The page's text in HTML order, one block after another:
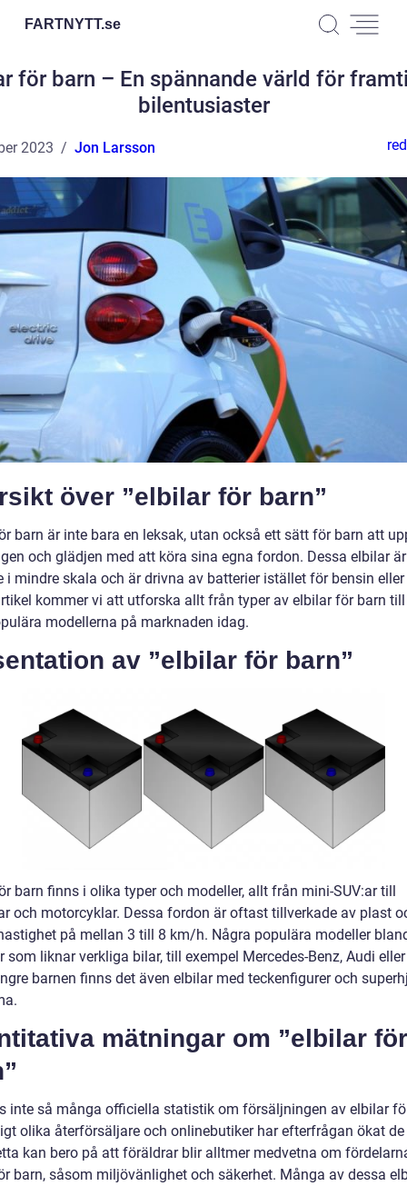
FARTNYTT.se
för barn – En spännande värld för
bilentusiaster
2023 Jon Larsson
över ”elbilar för barn”
barn är inte bara en leksak, utan också ett sätt för barn att
och glädjen med att köra sina egna fordon. Dessa elbilar är
i mindre skala och är drivna av batterier istället för bensin eller
kommer vi att utforska allt från typer av elbilar för barn till
modellerna på marknaden idag.
av ”elbilar för barn”
barn finns i olika typer och modeller, allt från mini-SUV:ar till
och motorcyklar. Dessa fordon är oftast tillverkade av plast
på mellan 3 till 8 km/h. Några populära modeller
som liknar verkliga bilar, till exempel Mercedes-Benz, Audi
barnen finns det även elbilar med teckenfigurer och
mätningar om ”elbilar för
inte så många officiella statistik om försäljningen av elbilar
olika återförsäljare och onlinebutiker har efterfrågan ökat de
kan bero på att föräldrar blir alltmer medvetna om
barn, såsom miljövänlighet och säkerhet. Många av dessa